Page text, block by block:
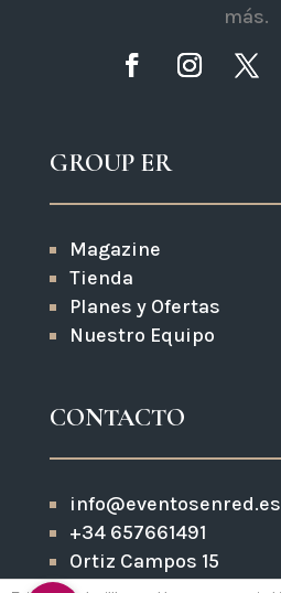
más.
GROUP ER
Magazine
Tienda
Planes y Ofertas
Nuestro Equipo
CONTACTO
info@eventosenred.es
+34 657661491
Ortiz Campos 15